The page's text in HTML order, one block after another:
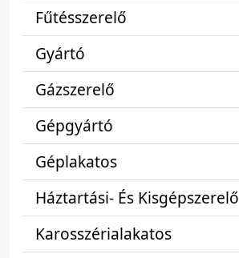
Fűtésszerelő
Gyártó
Gázszerelő
Gépgyártó
Géplakatos
Háztartási- És Kisgépszerelő
Karosszérialakatos